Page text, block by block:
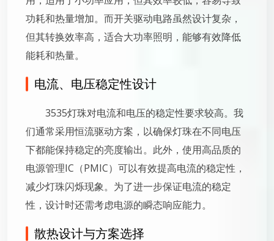
功耗和热量增加。而开关驱动电路虽然设计复杂，
但其转换效率高，适合大功率照明，能够有效降低
能耗和热量。
电流、电压稳定性设计
3535灯珠对电流和电压的稳定性要求较高。我
们通常采用恒流驱动方案，以确保灯珠在不同电压
下都能保持稳定的亮度输出。此外，使用高品质的
电源管理IC（PMIC）可以有效提高电流的稳定性，
减少灯珠闪烁现象。为了进一步保证电流的稳定
性，设计时还需考虑电源的瞬态响应能力。
散热设计与方案选择